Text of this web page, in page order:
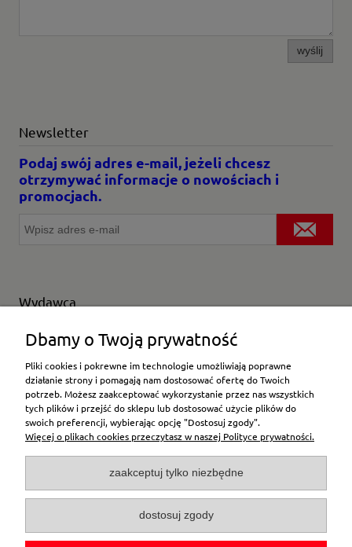
wyślij
Newsletter
Podaj swój adres e-mail, jeżeli chcesz
otrzymywać informacje o nowościach i
promocjach.
Wydawca
Wybierz producenta
Moje konto
Płatności i dostawa
Pomoc
O firmie
Dbamy o Twoją prywatność
Pliki cookies i pokrewne im technologie umożliwiają poprawne
działanie strony i pomagają nam dostosować ofertę do Twoich
potrzeb. Możesz zaakceptować wykorzystanie przez nas wszystkich
tych plików i przejść do sklepu lub dostosować użycie plików do
swoich preferencji, wybierając opcję "Dostosuj zgody".
Więcej o plikach cookies przeczytasz w naszej Polityce prywatności.
zaakceptuj tylko niezbędne
dostosuj zgody